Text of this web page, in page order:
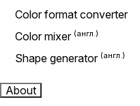
Color format converter
Color mixer
Shape generator
About